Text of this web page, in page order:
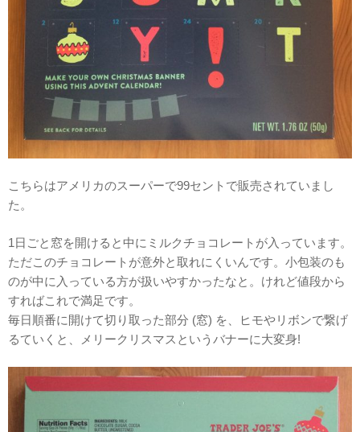
こちらはアメリカのスーパーで99セントで販売されていまし
た。
1日ごと窓を開けると中にミルクチョコレートが入っています。
ただこのチョコレートが意外と取れにくいんです。小包装のも
のが中に入っている方が扱いやすかったなと。けれど値段から
すればこれで満足です。
毎日順番に開けて切り取った部分 (窓) を、ヒモやリボンで繋げ
るていくと、メリークリスマスというバナーに大変身!